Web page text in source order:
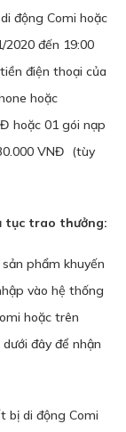
động Comi hoặc
đến 19:00
điện thoại của
hoặc
hoặc 01 gói nạp
VNĐ (tùy
tục trao thưởng:
phẩm khuyến
vào hệ thống
hoặc trên
đây để nhận
bị di động Comi